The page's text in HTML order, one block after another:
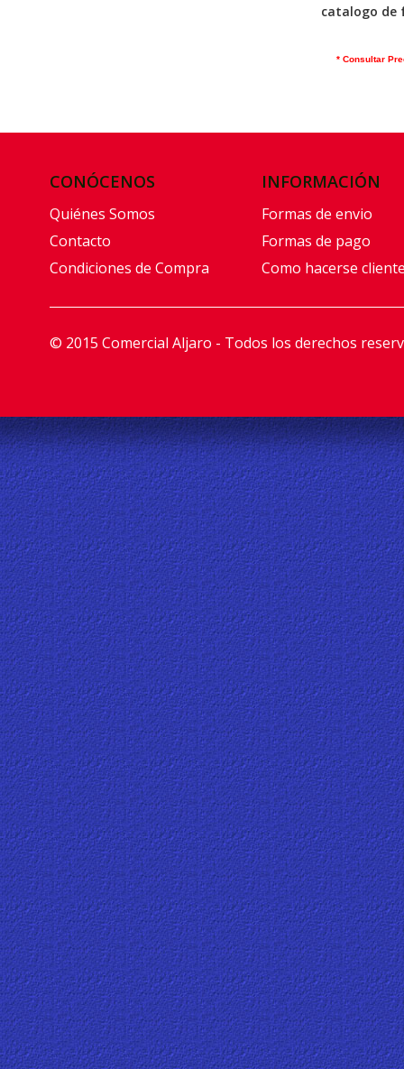
catalogo de
* Consultar
CONÓCENOS
Quiénes Somos
Contacto
Condiciones de Compra
INFORMACIÓN
Formas de envio
Formas de pago
Como hacerse
© 2015 Comercial Aljaro - Todos los derechos